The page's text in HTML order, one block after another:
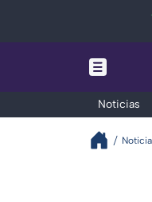
Noticias